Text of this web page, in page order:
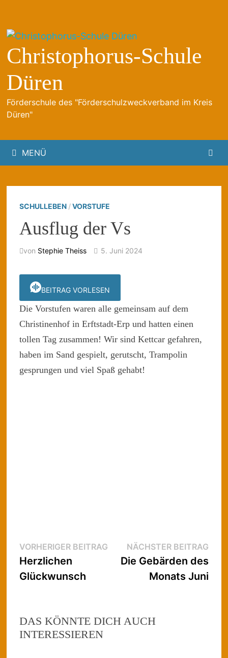
springen
Christophorus-Schule
Düren
Förderschule des "Förderschulzweckverband im Kreis
Düren"
MENÜ
SCHULLEBEN/VORSTUFE
Ausflug der Vs
von Stephie Theiss 5. Juni 2024
BEITRAG VORLESEN
Die Vorstufen waren alle gemeinsam auf dem
Christinenhof in Erftstadt-Erp und hatten einen
tollen Tag zusammen! Wir sind Kettcar gefahren,
haben im Sand gespielt, gerutscht, Trampolin
gesprungen und viel Spaß gehabt!
Beitragsnavigation
VORHERIGER BEITRAGVorheriger
Beitrag:
Herzlichen
Glückwunsch
NÄCHSTER BEITRAG
Die Gebärden des
Monats Juni
DAS KÖNNTE DICH AUCH
INTERESSIEREN